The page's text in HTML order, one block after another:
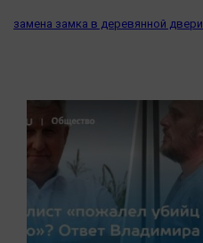
Статистика
Bookworms
English version
Online-консультация
Актуальная тема
Афиша
замена замка в деревянной двери